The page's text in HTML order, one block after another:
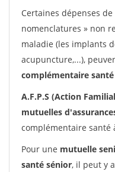
Certaines dépenses
nomenclatures » non
maladie (les implants
acupuncture,...),
complémentaire
A.F.P.S (Action
mutuelles
complémentaire santé
Pour une mutuelle
santé sénior, il peut y